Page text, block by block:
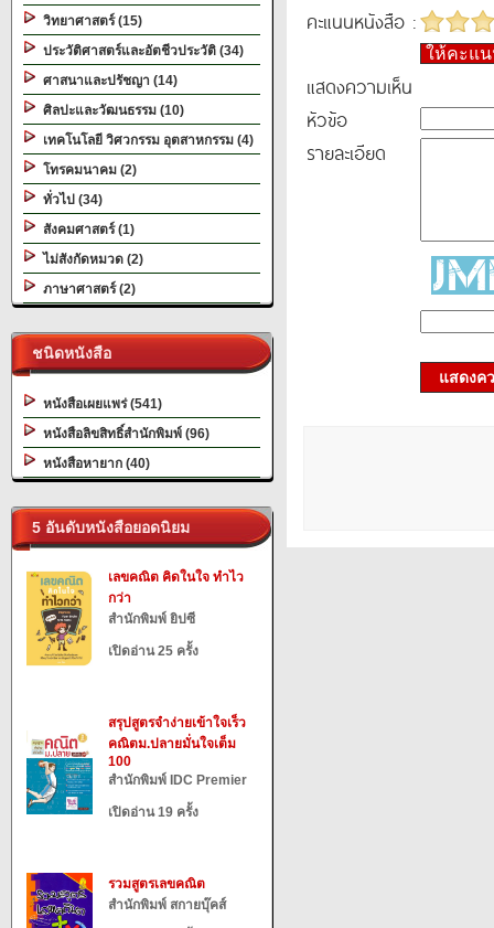
วิทยาศาสตร์ (15)
ประวัติศาสตร์และอัตชีวประวัติ (34)
ศาสนาและปรัชญา (14)
ศิลปะและวัฒนธรรม (10)
เทคโนโลยี วิศวกรรม อุตสาหกรรม (4)
โทรคมนาคม (2)
ทั่วไป (34)
สังคมศาสตร์ (1)
ไม่สังกัดหมวด (2)
ภาษาศาสตร์ (2)
ชนิดหนังสือ
หนังสือเผยแพร่ (541)
หนังสือลิขสิทธิ์สำนักพิมพ์ (96)
หนังสือหายาก (40)
5 อันดับหนังสือยอดนิยม
เลขคณิต คิดในใจ ทำไว
กว่า
สำนักพิมพ์ ยิปซี
เปิดอ่าน 25 ครั้ง
สรุปสูตรจำง่ายเข้าใจเร็ว
คณิตม.ปลายมั่นใจเต็ม
100
สำนักพิมพ์ IDC Premier
เปิดอ่าน 19 ครั้ง
รวมสูตรเลขคณิต
สำนักพิมพ์ สกายบุ๊คส์
คะแนนหนังสือ :
ให้คะแ
แสดงความเห็น
หัวข้อ
รายละเอียด
แสดงค